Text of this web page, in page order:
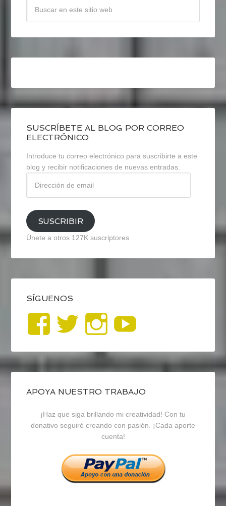
SUSCRÍBETE AL BLOG POR CORREO
ELECTRÓNICO
Introduce tu correo electrónico para suscribirte a este
blog y recibir notificaciones de nuevas entradas.
email
SUSCRIBIR
Únete a otros 127K suscriptores
SÍGUENOS
Ver
perfil
de
blogrecursosep
en
Facebook
Ver
perfil
de
recursosep
en
Twitter
Ver
perfil
de
recursosep
en
Instagram
APOYA NUESTRO TRABAJO
¡Haz que siga brillando mi creatividad! Con tu
donativo seguiré creando con pasión. ¡Cada aporte
cuenta!